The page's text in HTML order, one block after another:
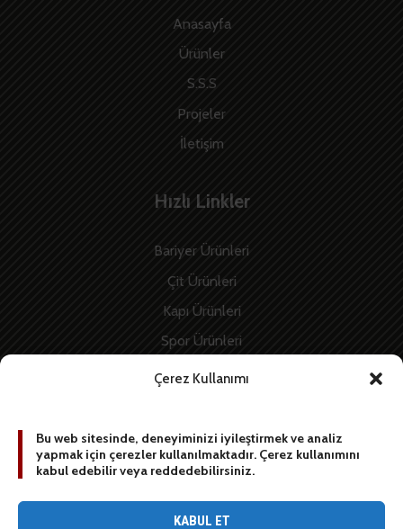
Çerez Kullanımı
Bu web sitesinde, deneyiminizi iyileştirmek ve analiz
yapmak için çerezler kullanılmaktadır. Çerez kullanımını
kabul edebilir veya reddedebilirsiniz.
KABUL ET
Anasayfa
Ürünler
S.S.S
Projeler
İletişim
Hızlı Linkler
Bariyer Ürünleri
Çit Ürünleri
Kapı Ürünleri
Spor Ürünleri
İnşaat Ürünleri
BİZE YAZIN
[contact-form-7 id=”1887″ title=”Sidebar contact form”]